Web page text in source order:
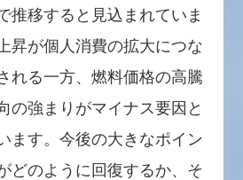
推移すると見込まれていま
昇が個人消費の拡大につな
れる一方、燃料価格の高騰
の強まりがマイナス要因と
ます。今後の大きなポイン
どのように回復するか、そ